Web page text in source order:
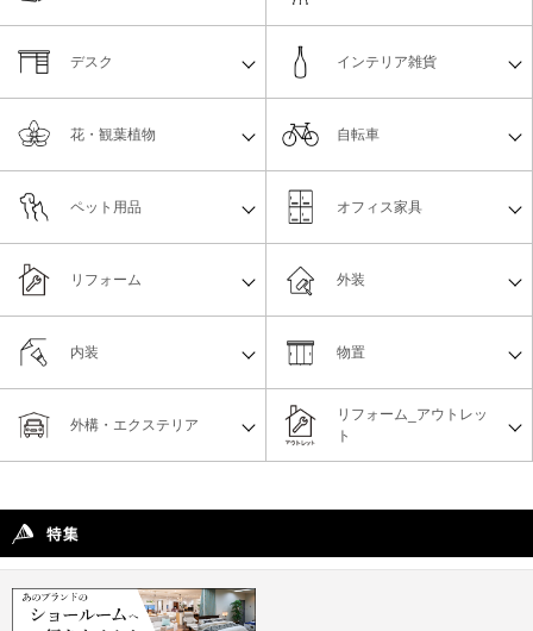
デスク インテリア雑貨
花・観葉植物 自転車
ペット用品 オフィス家具
リフォーム
リフォーム_アウトレッ
ト
物置
外構・エクステリア
外装
内装